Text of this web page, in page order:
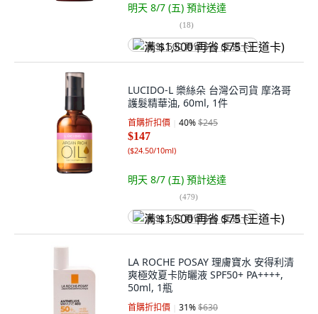
明天 8/7 (五) 預計送達
(18)
满 $1,500 再省 $75 (王道卡)
LUCIDO-L 樂絲朵 台灣公司貨 摩洛哥
護髮精華油, 60ml, 1件
首購折扣價 40%$245
$147
($24.50/10ml)
明天 8/7 (五) 預計送達
(479)
满 $1,500 再省 $75 (王道卡)
LA ROCHE POSAY 理膚寶水 安得利清
爽極效夏卡防曬液 SPF50+ PA++++,
50ml, 1瓶
首購折扣價 31%$630